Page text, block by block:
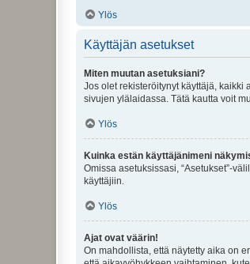
Ylös
Käyttäjän asetukset
Miten muutan asetuksiani?
Jos olet rekisteröitynyt käyttäjä,
sivujen ylälaidassa. Tätä kautta voit
Ylös
Kuinka estän käyttäjänimeni
Omissa asetuksissasi, “Asetukset”-
käyttäjiin.
Ylös
Ajat ovat väärin!
On mahdollista, että näytetty aika on